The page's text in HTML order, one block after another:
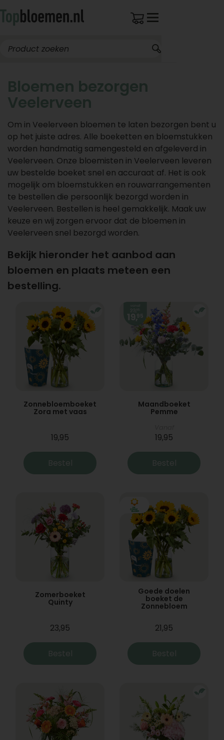
Bloemen bezorgen
Veelerveen
Om in Veelerveen bloemen te laten bezorgen bent u
op het juiste adres. Alle boeketten en bloemstukken
worden handmatig samengesteld en afgeleverd in
Veelerveen. Onze bloemisten in Veelerveen leveren
uw bestelde boeket snel en accuraat af. Het is ook
mogelijk om bloemstukken en rouwarrangementen
te bestellen die persoonlijk bezorgd worden in
Veelerveen. Bestellen is heel gemakkelijk. Maak uw
keuze en wij zorgen ervoor dat de bloemen in
Veelerveen snel bezorgd worden.
Bekijk hieronder het aanbod aan
bloemen en plaats meteen een
bestelling.
Zonnebloemboeket
Zora met vaas
19,95
Bestel
Maandboeket
Pemme
19,95
Bestel
Zomerboeket
Quinty
23,95
Bestel
Goede doelen
boeket de
Zonnebloem
21,95
Bestel